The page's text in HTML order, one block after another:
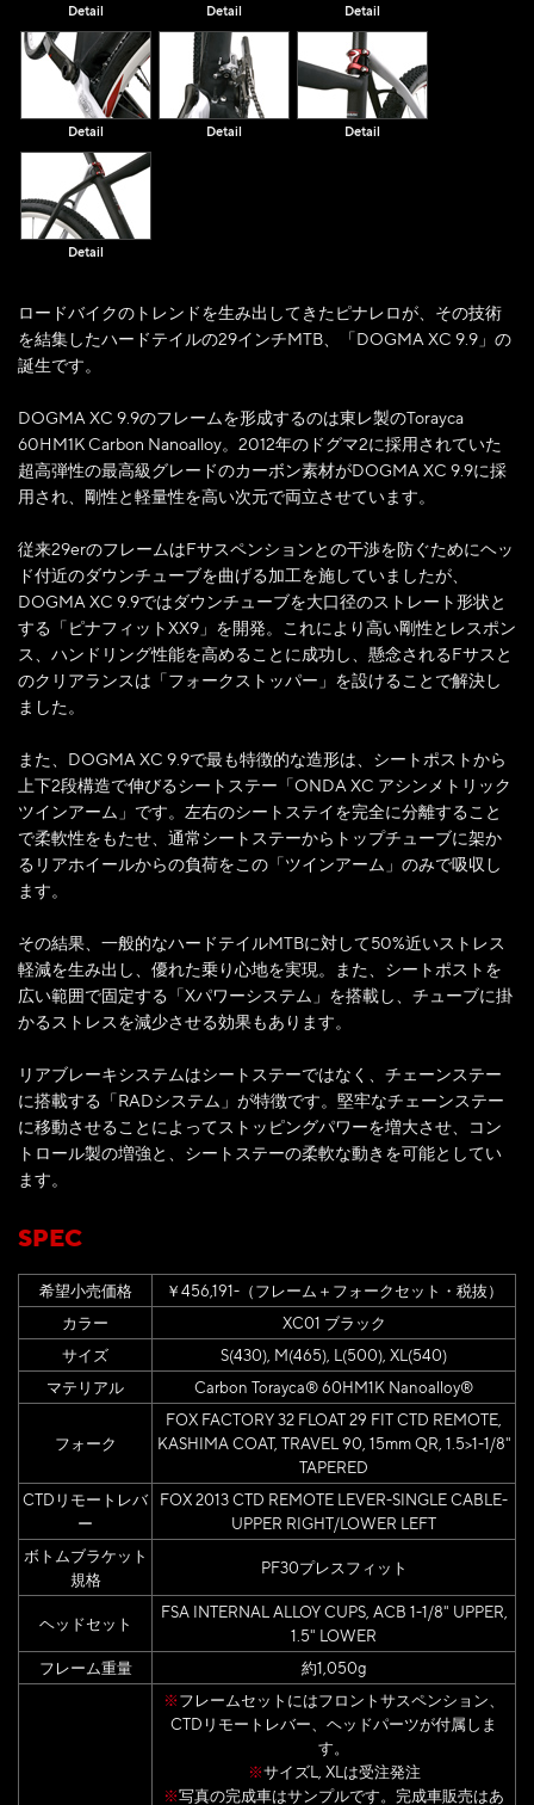
Detail Detail Detail
Detail Detail Detail
Detail
ロードバイクのトレンドを生み出してきたピナレロが、その技術
を結集したハードテイルの29インチMTB、「DOGMA XC 9.9」の
誕生です。
DOGMA XC 9.9のフレームを形成するのは東レ製のTorayca
60HM1K Carbon Nanoalloy。2012年のドグマ2に採用されていた
超高弾性の最高級グレードのカーボン素材がDOGMA XC 9.9に採
用され、剛性と軽量性を高い次元で両立させています。
従来29erのフレームはFサスペンションとの干渉を防ぐためにヘッ
ド付近のダウンチューブを曲げる加工を施していましたが、
DOGMA XC 9.9ではダウンチューブを大口径のストレート形状と
する「ピナフィットXX9」を開発。これにより高い剛性とレスポン
ス、ハンドリング性能を高めることに成功し、懸念されるFサスと
のクリアランスは「フォークストッパー」を設けることで解決し
ました。
また、DOGMA XC 9.9で最も特徴的な造形は、シートポストから
上下2段構造で伸びるシートステー「ONDA XC アシンメトリック
ツインアーム」です。左右のシートステイを完全に分離すること
で柔軟性をもたせ、通常シートステーからトップチューブに架か
るリアホイールからの負荷をこの「ツインアーム」のみで吸収し
ます。
その結果、一般的なハードテイルMTBに対して50%近いストレス
軽減を生み出し、優れた乗り心地を実現。また、シートポストを
広い範囲で固定する「Xパワーシステム」を搭載し、チューブに掛
かるストレスを減少させる効果もあります。
リアブレーキシステムはシートステーではなく、チェーンステー
に搭載する「RADシステム」が特徴です。堅牢なチェーンステー
に移動させることによってストッピングパワーを増大させ、コン
トロール製の増強と、シートステーの柔軟な動きを可能としてい
ます。
SPEC
希望小売価格
￥456,191-（フレーム＋フォークセット・税抜）
カラー
XC01 ブラック
サイズ
S(430), M(465), L(500), XL(540)
マテリアル
Carbon Torayca® 60HM1K Nanoalloy®
フォーク
FOX FACTORY 32 FLOAT 29 FIT CTD REMOTE,
KASHIMA COAT, TRAVEL 90, 15mm QR, 1.5>1-1/8"
TAPERED
CTDリモートレバ
ー
FOX 2013 CTD REMOTE LEVER-SINGLE CABLE-
UPPER RIGHT/LOWER LEFT
ボトムブラケット
規格
PF30プレスフィット
ヘッドセット
FSA INTERNAL ALLOY CUPS, ACB 1-1/8" UPPER,
1.5" LOWER
フレーム重量
約1,050g
※フレームセットにはフロントサスペンション、
CTDリモートレバー、ヘッドパーツが付属しま
す。
※サイズL, XLは受注発注
※写真の完成車はサンプルです。完成車販売はあ